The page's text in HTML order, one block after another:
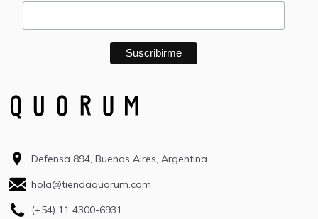
Defensa 894, Buenos Aires, Argentina
hola@tiendaquorum.com
(+54) 11 4300-6931